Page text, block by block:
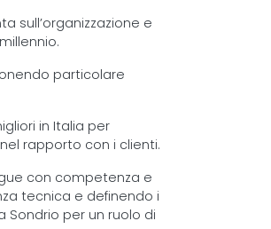
sull’organizzazione e
particolare
in Italia per
rapporto con i clienti.
con competenza e
tecnica e definendo i
Sondrio per un ruolo di